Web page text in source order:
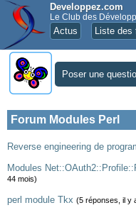
Developpez.com
Le Club des
Actus Liste des
Poser une
Forum Modules Perl
Reverse engineering de
Modules
44 mois)
perl module Tkx (5 réponses, il y